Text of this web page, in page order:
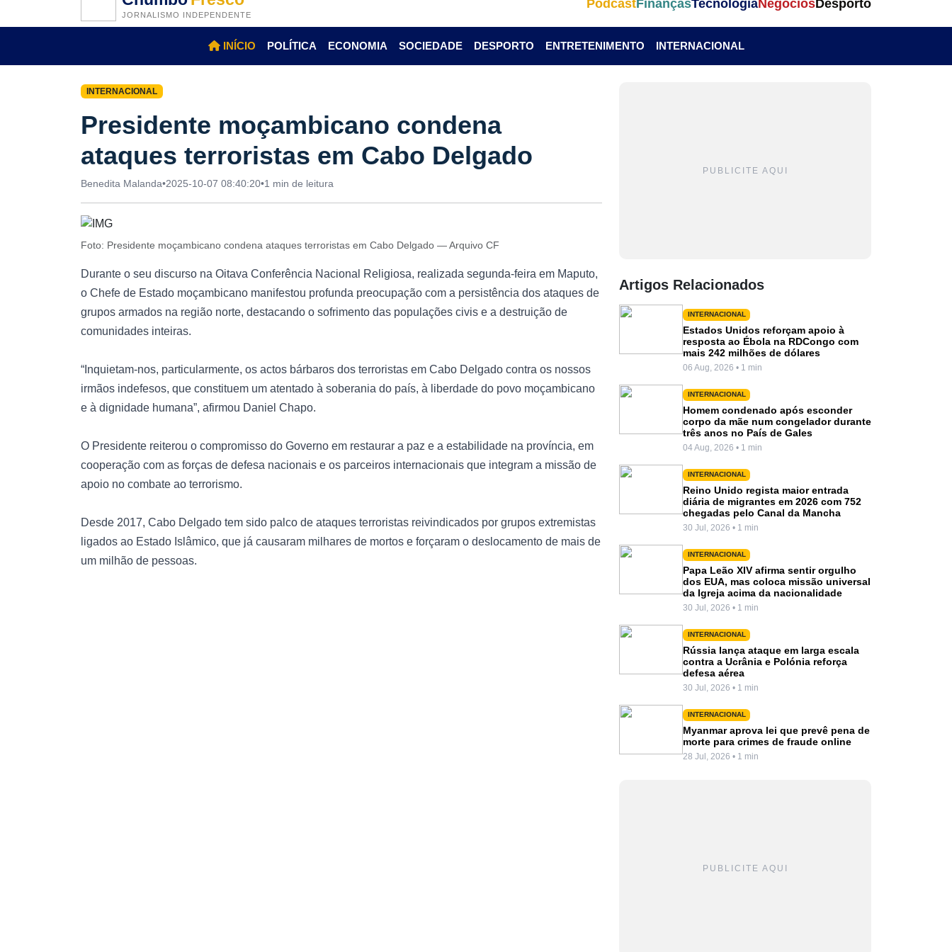
JORNALISMO INDEPENDENTE
PodcastFinançasTecnologiaNegóciosDesporto
INÍCIO POLÍTICA ECONOMIA SOCIEDADE DESPORTO ENTRETENIMENTO INTERNACIONAL
INTERNACIONAL
Presidente moçambicano condena
ataques terroristas em Cabo Delgado
Benedita Malanda•2025-10-07 08:40:20•1 min de leitura
Foto: Presidente moçambicano condena ataques terroristas em Cabo Delgado — Arquivo CF
Durante o seu discurso na Oitava Conferência Nacional Religiosa, realizada segunda-feira em Maputo,
o Chefe de Estado moçambicano manifestou profunda preocupação com a persistência dos ataques de
grupos armados na região norte, destacando o sofrimento das populações civis e a destruição de
comunidades inteiras.
“Inquietam-nos, particularmente, os actos bárbaros dos terroristas em Cabo Delgado contra os nossos
irmãos indefesos, que constituem um atentado à soberania do país, à liberdade do povo moçambicano
e à dignidade humana”, afirmou Daniel Chapo.
O Presidente reiterou o compromisso do Governo em restaurar a paz e a estabilidade na província, em
cooperação com as forças de defesa nacionais e os parceiros internacionais que integram a missão de
apoio no combate ao terrorismo.
Desde 2017, Cabo Delgado tem sido palco de ataques terroristas reivindicados por grupos extremistas
ligados ao Estado Islâmico, que já causaram milhares de mortos e forçaram o deslocamento de mais de
um milhão de pessoas.
PUBLICITE AQUI
Artigos Relacionados
INTERNACIONAL
Estados Unidos reforçam apoio à
resposta ao Ébola na RDCongo com
mais 242 milhões de dólares
06 Aug, 2026 • 1 min
INTERNACIONAL
Homem condenado após esconder
corpo da mãe num congelador durante
três anos no País de Gales
04 Aug, 2026 • 1 min
INTERNACIONAL
Reino Unido regista maior entrada
diária de migrantes em 2026 com 752
chegadas pelo Canal da Mancha
30 Jul, 2026 • 1 min
INTERNACIONAL
Papa Leão XIV afirma sentir orgulho
dos EUA, mas coloca missão universal
da Igreja acima da nacionalidade
30 Jul, 2026 • 1 min
INTERNACIONAL
Rússia lança ataque em larga escala
contra a Ucrânia e Polónia reforça
defesa aérea
30 Jul, 2026 • 1 min
INTERNACIONAL
Myanmar aprova lei que prevê pena de
morte para crimes de fraude online
28 Jul, 2026 • 1 min
PUBLICITE AQUI